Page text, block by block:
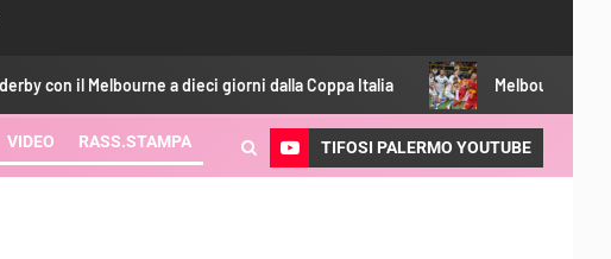
a dieci giorni dalla Coppa Italia Melbourne City-Palermo 0-2: Le
VIDEO RASS.STAMPA TIFOSI PALERMO YOUTUBE